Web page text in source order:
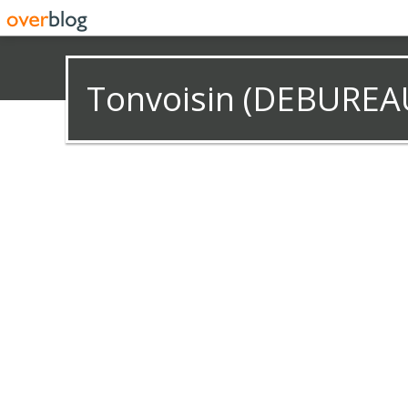
Tonvoisin